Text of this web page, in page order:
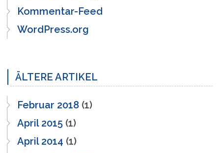
Kommentar-Feed
WordPress.org
ÄLTERE ARTIKEL
Februar 2018 (1)
April 2015 (1)
April 2014 (1)